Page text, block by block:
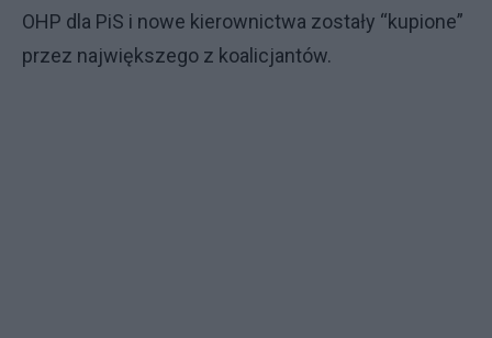
OHP dla PiS i nowe kierownictwa zostały “kupione”
przez największego z koalicjantów.